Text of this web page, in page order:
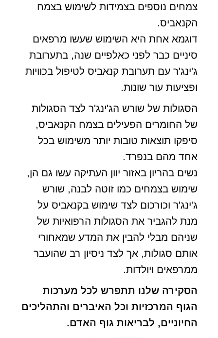
צמחים נוספים בצמידות לשימוש בצמח
הקנאביס.
דוגמא אחת היא השימוש שעשו מרפאים
סיניים כבר לפני כאלפיים שנה, בתערובת
ג'ינג'ר עם תערובת קנאביס לטיפול בכוויות
ופציעות עור שונות.
הסגולות של שורש הג'ינג'ר לצד הסגולות
של החומרים הפעילים בצמח הקנאביס,
סיפקו תוצאות טובות יותר משימוש בכל
אחד מהם בנפרד.
נשים בהריון באזור יוון העתיקה עשו גם הן,
שימוש בצמחים כמו זוטה לבנה, שורש
ג'ינג'ר וכורכום לצד שימוש בקנאביס על
מנת להגביר את הסגולות הרפואיות של
שניהם מבלי להבין את המדע שמאחורי
אותם סגולות, אך לצד ניסיון רב שהועבר
ממרפאים ויולדות.
הסקירה שלנו תתפרש לכל מערכות
הגוף המרכזיות וכל האיברים והתהליכים
החיוניים, לבריאות גוף האדם.